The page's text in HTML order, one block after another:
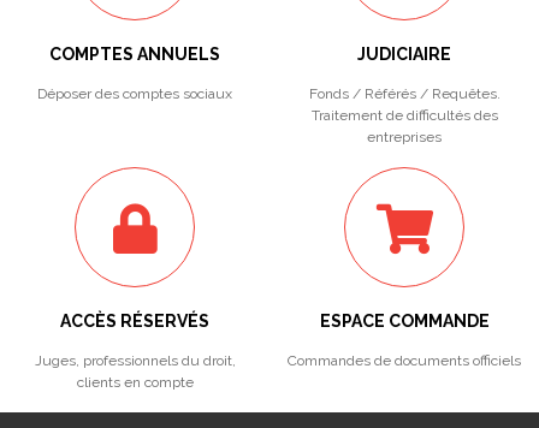
COMPTES ANNUELS
Déposer des comptes sociaux
JUDICIAIRE
Fonds / Référés / Requêtes.
Traitement de difficultés des
entreprises
ACCÈS RÉSERVÉS
Juges, professionnels du droit,
clients en compte
ESPACE COMMANDE
Commandes de documents officiels